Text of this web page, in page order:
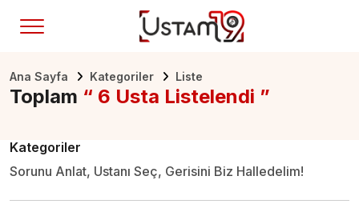
Ana Sayfa Kategoriler Liste
Toplam “ 6 Usta Listelendi ”
Kategoriler
Sorunu Anlat, Ustanı Seç, Gerisini Biz Halledelim!